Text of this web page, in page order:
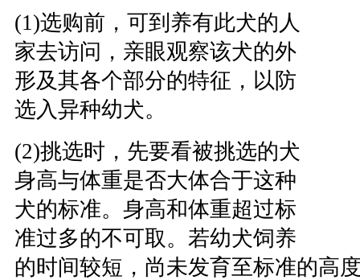
(1)选购前，可到养有此犬的人
家去访问，亲眼观察该犬的外
形及其各个部分的特征，以防
选入异种幼犬。
(2)挑选时，先要看被挑选的犬
身高与体重是否大体合于这种
犬的标准。身高和体重超过标
准过多的不可取。若幼犬饲养
的时间较短，尚未发育至标准的高